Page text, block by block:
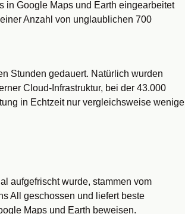
in Google Maps und Earth eingearbeitet
Anzahl von unglaublichen 700
Stunden gedauert. Natürlich wurden
Cloud-Infrastruktur, bei der 43.000
in Echtzeit nur vergleichsweise wenige
aufgefrischt wurde, stammen vom
All geschossen und liefert beste
Maps und Earth beweisen.